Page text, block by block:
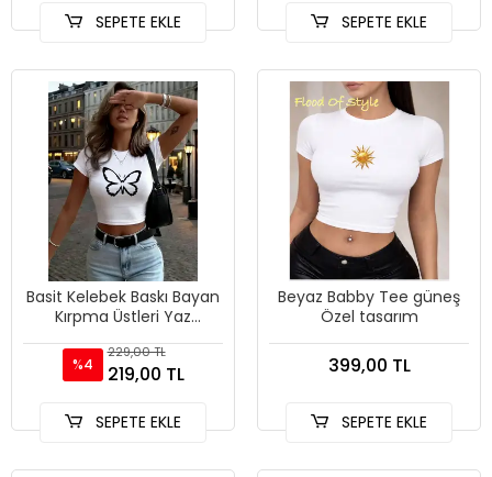
SEPETE EKLE SEPETE EKLE
Basit Kelebek Baskı Bayan
Kırpma Üstleri Yaz
Tişörtler Y2K Uygun İnce
%4
229,00 TL
219,00 TL
SEPETE EKLE
Beyaz Babby Tee güneş
Özel tasarım
399,00 TL
SEPETE EKLE